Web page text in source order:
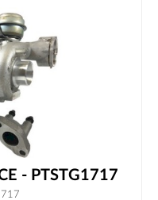
- PTSTG1717